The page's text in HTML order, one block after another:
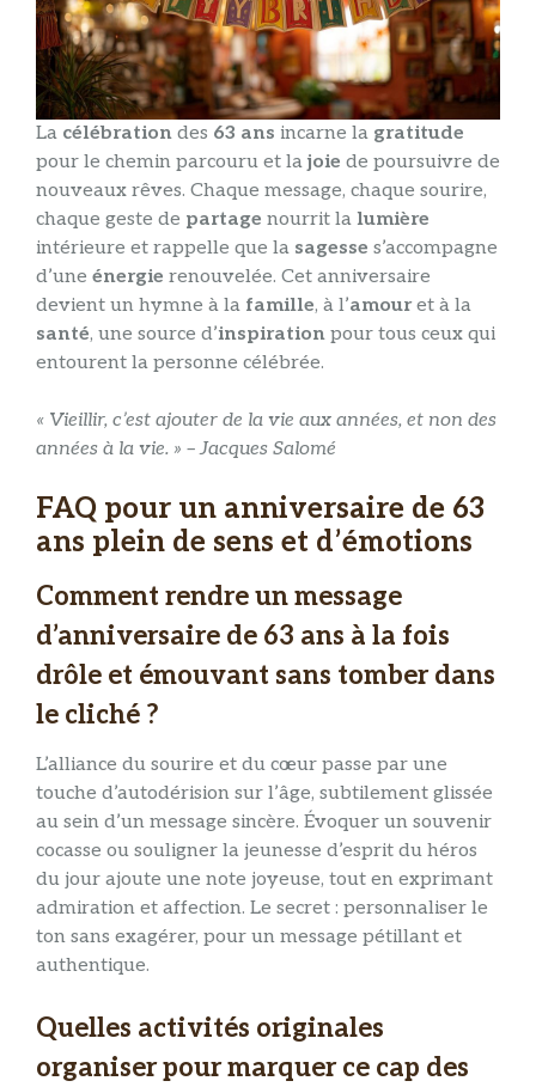
La célébration des 63 ans incarne la gratitude
pour le chemin parcouru et la joie de poursuivre de
nouveaux rêves. Chaque message, chaque sourire,
chaque geste de partage nourrit la lumière
intérieure et rappelle que la sagesse s’accompagne
d’une énergie renouvelée. Cet anniversaire
devient un hymne à la famille, à l’amouret à la
santé, une source d’inspiration pour tous ceux qui
entourent la personne célébrée.
« Vieillir, c’est ajouter de la vie aux années, et non des
années à la vie. » – Jacques Salomé
FAQ pour un anniversaire de 63
ans plein de sens et d’émotions
Comment rendre un message
d’anniversaire de 63 ans à la fois
drôle et émouvant sans tomber dans
le cliché ?
L’alliance du sourire et du cœur passe par une
touche d’autodérision sur l’âge, subtilement glissée
au sein d’un message sincère. Évoquer un souvenir
cocasse ou souligner la jeunesse d’esprit du héros
du jour ajoute une note joyeuse, tout en exprimant
admiration et affection. Le secret : personnaliser le
ton sans exagérer, pour un message pétillant et
authentique.
Quelles activités originales
organiser pour marquer ce cap des